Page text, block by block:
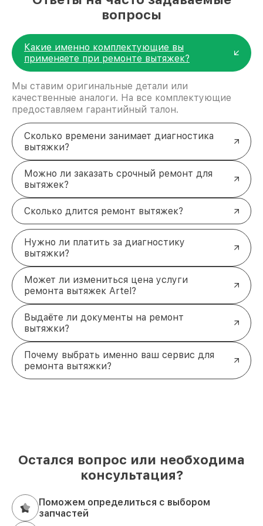
вопросы
Какие именно комплектующие вы
применяете при ремонте вытяжек?
Мы ставим оригинальные детали или
качественные аналоги. На все комплектующие
предоставляем гарантийный талон.
Сколько времени занимает диагностика
вытяжки?
Можно ли заказать срочный ремонт для
вытяжек?
Сколько длится ремонт вытяжек?
Нужно ли платить за диагностику
вытяжки?
Может ли измениться цена услуги
ремонта вытяжек Artel?
Выдаёте ли документы на ремонт
вытяжки?
Почему выбрать именно ваш сервис для
ремонта вытяжки?
Остался вопрос или необходима
консультация?
Поможем определиться с выбором
запчастей